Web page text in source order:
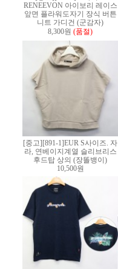
RENEEVON 아이보리 레이스
앞면 플라워도자기 장식 버튼
니트 가디건 (군감자)
8,300원 (품절)
[중고][891-1]EUR S사이즈. 자
라, 연베이지계열 슬리브리스
후드탑 상의 (장똘뱅이)
10,500원